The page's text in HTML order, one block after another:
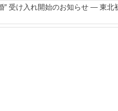
” 受け入れ開始のお知らせ ― 東北
“移住婚” 受け入れ自治体に新たに